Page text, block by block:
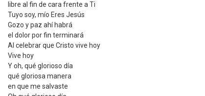
libre al fin de cara frente a Ti
Tuyo soy, mío Eres Jesús
Gozo y paz ahí habrá
el dolor por fin terminará
Al celebrar que Cristo vive hoy
Vive hoy
Y oh, qué glorioso día
qué gloriosa manera
en que me salvaste